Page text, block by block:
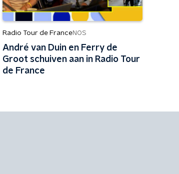
Radio Tour de FranceNOS
André van Duin en Ferry de
Groot schuiven aan in Radio Tour
de France